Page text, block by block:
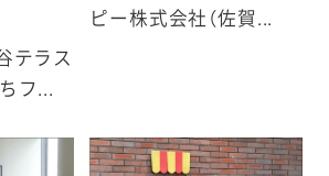
テラス
フ...
ピー株式会社（佐賀...